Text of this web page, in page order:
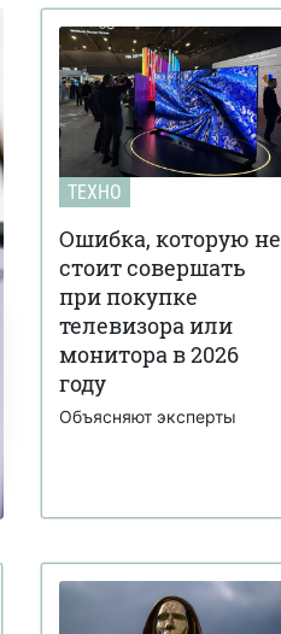
ТЕХНО
Ошибка, которую не
стоит совершать
при покупке
телевизора или
монитора в 2026
году
Объясняют эксперты